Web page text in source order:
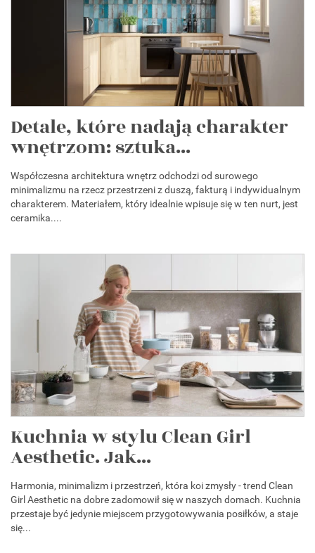
Detale, które nadają charakter
wnętrzom: sztuka...
Współczesna architektura wnętrz odchodzi od surowego
minimalizmu na rzecz przestrzeni z duszą, fakturą i indywidualnym
charakterem. Materiałem, który idealnie wpisuje się w ten nurt, jest
ceramika....
Kuchnia w stylu Clean Girl
Aesthetic. Jak...
Harmonia, minimalizm i przestrzeń, która koi zmysły - trend Clean
Girl Aesthetic na dobre zadomowił się w naszych domach. Kuchnia
przestaje być jedynie miejscem przygotowywania posiłków, a staje
się...